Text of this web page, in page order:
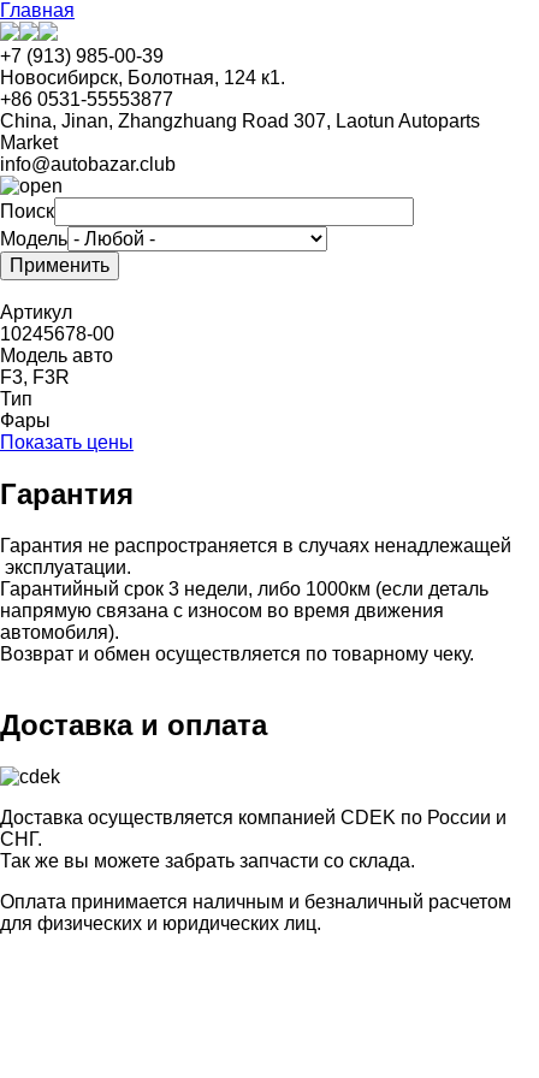
Перейти
к
основному
содержанию
Главная
+7 (913) 985-00-39
Новосибирск, Болотная, 124 к1.
+86 0531-55553877
China, Jinan, Zhangzhuang Road 307, Laotun Autoparts
Market
info@autobazar.club
Поиск
Модель
Артикул
10245678-00
Модель авто
F3, F3R
Тип
Фары
Показать цены
Гарантия
Гарантия не распространяется в случаях ненадлежащей
эксплуатации.
Гарантийный срок 3 недели, либо 1000км (если деталь
напрямую связана с износом во время движения
автомобиля).
Возврат и обмен осуществляется по товарному чеку.
Доставка и оплата
Доставка осуществляется компанией CDEK по России и
СНГ.
Так же вы можете забрать запчасти со склада.
Оплата принимается наличным и безналичный расчетом
для физических и юридических лиц.